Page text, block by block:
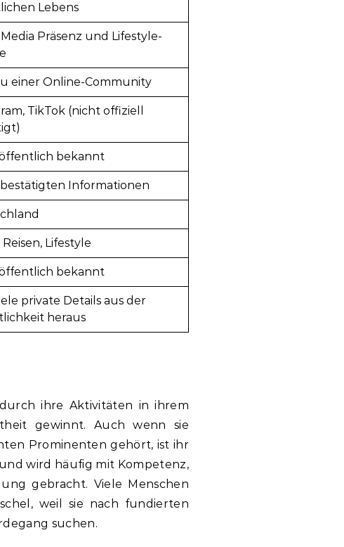
Lebens
Präsenz und Lifestyle-
einer Online-Community
TikTok (nicht offiziell
bekannt
bestätigten Informationen
Reisen, Lifestyle
bekannt
private Details aus der
heraus
ihre Aktivitäten in ihrem
gewinnt. Auch wenn sie
Prominenten gehört, ist ihr
wird häufig mit Kompetenz,
gebracht. Viele Menschen
weil sie nach fundierten
suchen.